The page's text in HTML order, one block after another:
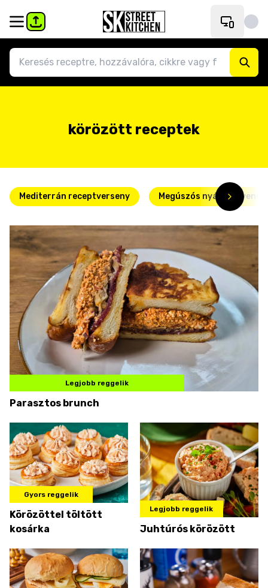
körözött receptek
Mediterrán receptverseny Megúszós nyári
Legjobb reggelik
Parasztos brunch
Gyors reggelik
Körözöttel töltött
kosárka
Legjobb reggelik
Juhtúrós körözött